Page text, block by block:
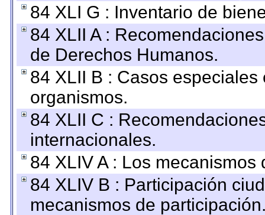
84 XLI G : Inventario de
84 XLII A :
de Derechos Humanos.
84 XLII B : Casos
organismos.
84 XLII C :
internacionales.
84 XLIV A : Los
84 XLIV B : Participación
mecanismos de